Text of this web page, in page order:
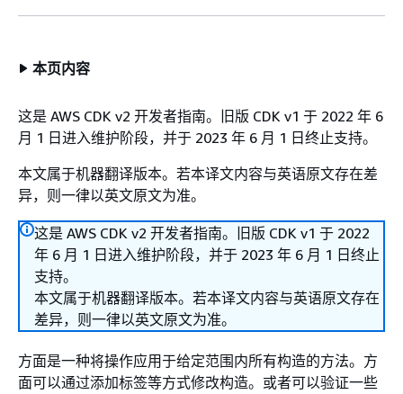
本页内容
这是 AWS CDK v2 开发者指南。旧版 CDK v1 于 2022 年 6
月 1 日进入维护阶段，并于 2023 年 6 月 1 日终止支持。
本文属于机器翻译版本。若本译文内容与英语原文存在差
异，则一律以英文原文为准。
这是 AWS CDK v2 开发者指南。旧版 CDK v1 于 2022
年 6 月 1 日进入维护阶段，并于 2023 年 6 月 1 日终止
支持。
本文属于机器翻译版本。若本译文内容与英语原文存在
差异，则一律以英文原文为准。
方面是一种将操作应用于给定范围内所有构造的方法。方
面可以通过添加标签等方式修改构造。或者可以验证一些